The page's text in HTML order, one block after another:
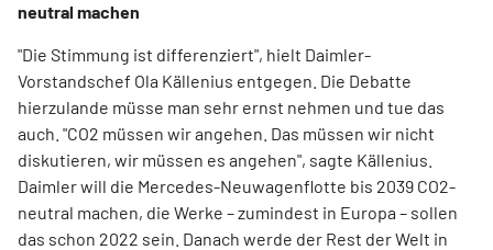
neutral machen
"Die Stimmung ist differenziert", hielt Daimler-
Vorstandschef Ola Källenius entgegen. Die Debatte
hierzulande müsse man sehr ernst nehmen und tue das
auch. "CO2 müssen wir angehen. Das müssen wir nicht
diskutieren, wir müssen es angehen", sagte Källenius.
Daimler will die Mercedes-Neuwagenflotte bis 2039 CO2-
neutral machen, die Werke – zumindest in Europa – sollen
das schon 2022 sein. Danach werde der Rest der Welt in